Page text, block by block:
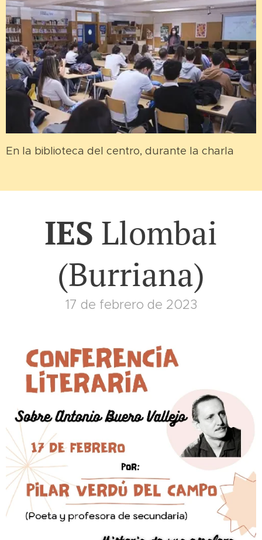
En la biblioteca del centro, durante la charla
IES Llombai
(Burriana)
17 de febrero de 2023